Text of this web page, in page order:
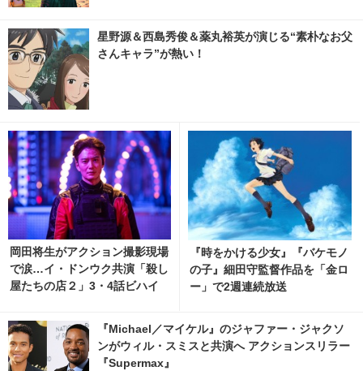
星野源＆西島秀俊＆薬丸裕英が演じる“素朴なお父
さんキャラ”が熱い！
岡田将生がアクション撮影現場
で涙…イ・ドンウク共演「殺し
屋たちの店２」3・4話ビハイ
『時をかける少女』『バケモノ
の子』細田守監督作品を「金ロ
ー」で2週連続放送
『Michael／マイケル』のジャファー・ジャクソ
ンがウィル・スミスと共演へ アクションスリラー
『Supermax』